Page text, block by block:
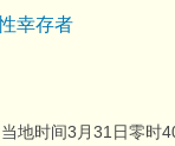
幸存者
地时间3月31日零时